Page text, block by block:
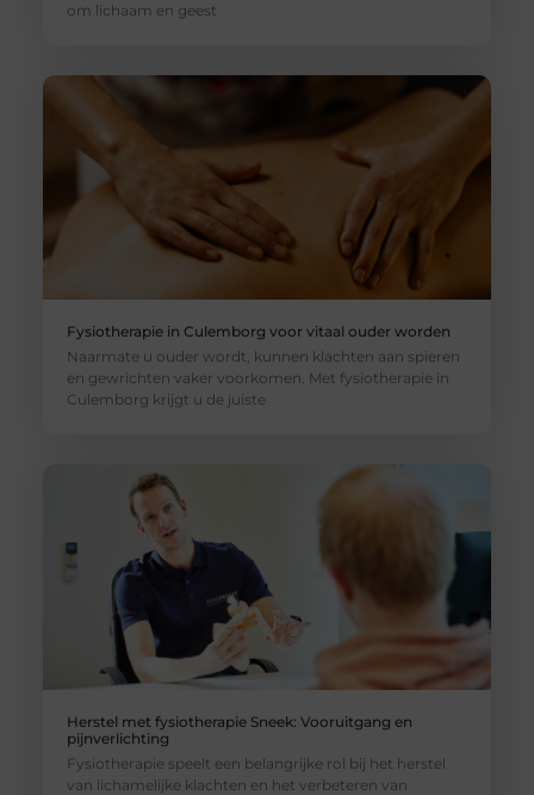
om lichaam en geest
Fysiotherapie in Culemborg voor vitaal ouder worden
Naarmate u ouder wordt, kunnen klachten aan spieren
en gewrichten vaker voorkomen. Met fysiotherapie in
Culemborg krijgt u de juiste
Herstel met fysiotherapie Sneek: Vooruitgang en
pijnverlichting
Fysiotherapie speelt een belangrijke rol bij het herstel
van lichamelijke klachten en het verbeteren van